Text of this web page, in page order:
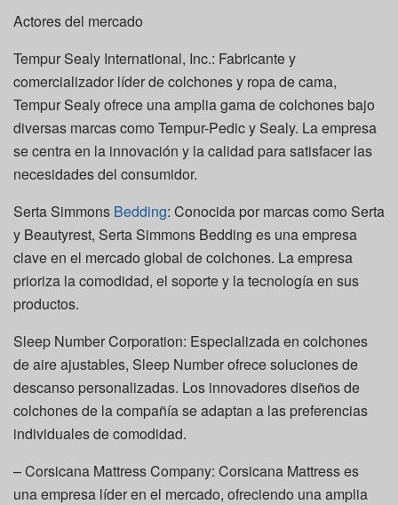
Actores del mercado
Tempur Sealy International, Inc.: Fabricante y
comercializador líder de colchones y ropa de cama,
Tempur Sealy ofrece una amplia gama de colchones bajo
diversas marcas como Tempur-Pedic y Sealy. La empresa
se centra en la innovación y la calidad para satisfacer las
necesidades del consumidor.
Serta Simmons Bedding: Conocida por marcas como Serta
y Beautyrest, Serta Simmons Bedding es una empresa
clave en el mercado global de colchones. La empresa
prioriza la comodidad, el soporte y la tecnología en sus
productos.
Sleep Number Corporation: Especializada en colchones
de aire ajustables, Sleep Number ofrece soluciones de
descanso personalizadas. Los innovadores diseños de
colchones de la compañía se adaptan a las preferencias
individuales de comodidad.
– Corsicana Mattress Company: Corsicana Mattress es
una empresa líder en el mercado, ofreciendo una amplia